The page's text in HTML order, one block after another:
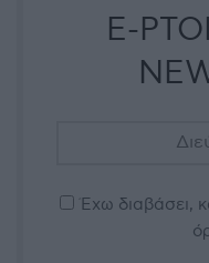
E-
Έχω διαβάσει,